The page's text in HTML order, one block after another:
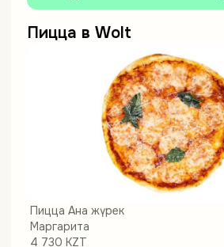
Пицца в Wolt
Пицца Ана жүрек
Маргарита
4 730 KZT